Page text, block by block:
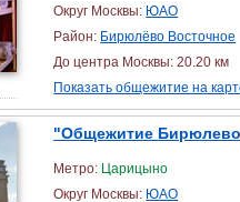
Округ Москвы: ЮАО
Район: Бирюлёво Восточное
До центра Москвы: 20.20 км
Показать общежитие на
"Общежитие
Метро: Царицыно
Округ Москвы: ЮАО